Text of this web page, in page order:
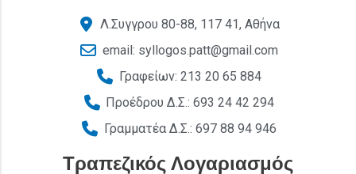
Λ.Συγγρου 80-88, 117 41, Αθήνα
email: syllogos.patt@gmail.com
Γραφείων: 213 20 65 884
Προέδρου Δ.Σ.: 693 24 42 294
Γραμματέα Δ.Σ.: 697 88 94 946
Τραπεζικός Λογαριασμός